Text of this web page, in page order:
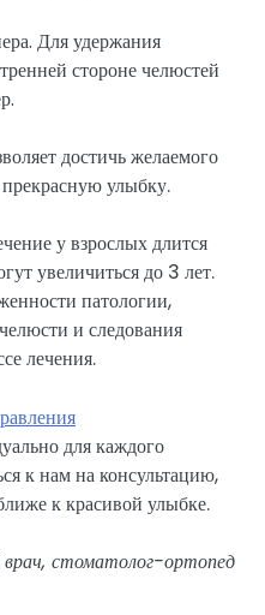
Для удержания
стороне челюстей
достичь желаемого
улыбку.
у взрослых длится
увеличиться до 3 лет.
патологии,
и следования
лечения.
для каждого
к нам на консультацию,
к красивой улыбке.
стоматолог-ортопед